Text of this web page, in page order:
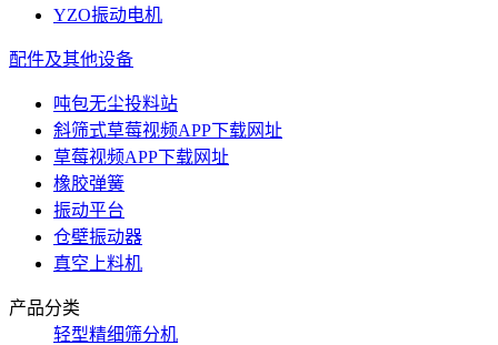
YZO振动电机
配件及其他设备
吨包无尘投料站
斜筛式草莓视频APP下载网址
草莓视频APP下载网址
橡胶弹簧
振动平台
仓壁振动器
真空上料机
产品分类
轻型精细筛分机